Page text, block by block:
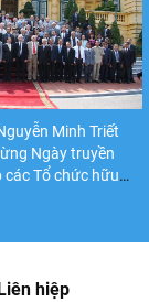
Minh Triết
Ngày truyền
các Tổ chức hữu
hiệp